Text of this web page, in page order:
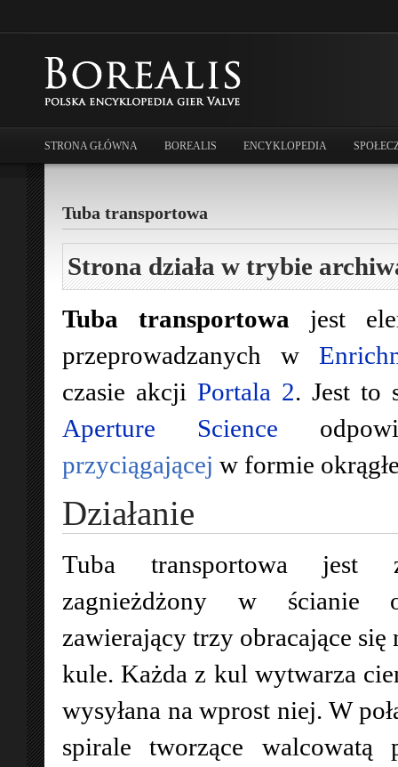
STRONA GŁÓWNA BOREALIS ENCYKLOPEDIA
Tuba transportowa
Strona działa w trybie
Tuba transportowa jest
przeprowadzanych w
czasie akcji Portala 2. Jest to
Aperture Science
przyciągającej w formie
Działanie
Tuba transportowa jest
zagnieżdżony w ścianie
zawierający trzy obracające się
kule. Każda z kul wytwarza
wysyłana na wprost niej. W
spirale tworzące walcowatą